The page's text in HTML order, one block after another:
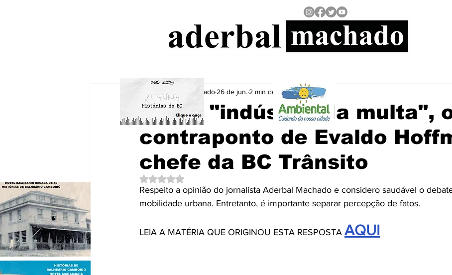
Sobre "indústria da multa",
contraponto de Evaldo
chefe da BC Trânsito
Aderbal Machado 26 de jun. 2 min de leitura
Avaliado com NaN de 5 estrelas.
Respeito a opinião do jornalista Aderbal Machado e considero saudável o
mobilidade urbana. Entretanto, é importante separar percepção de fatos.
LEIA A MATÉRIA QUE ORIGINOU ESTA RESPOSTA AQUI